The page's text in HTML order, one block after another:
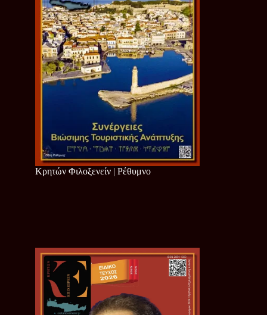
Κρητών Φιλοξενείν | Ρέθυμνο